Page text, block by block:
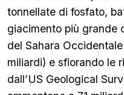
tonnellate di fosfato,
giacimento più grande
del Sahara
miliardi) e sfiorando le
dall’US Geological